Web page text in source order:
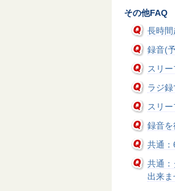
その他FAQ
長時
録音(
スリ
ラジ
スリ
録音
共通：
共通
出来ま